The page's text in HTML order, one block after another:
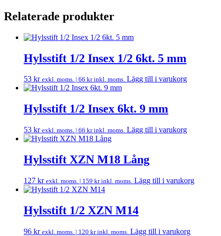
Relaterade produkter
Hylsstift 1/2 Insex 1/2 6kt. 5 mm
53 kr exkl. moms. | 66 krinkl. moms. Lägg till i varukorg
Hylsstift 1/2 Insex 6kt. 9 mm
53 kr exkl. moms. | 66 krinkl. moms. Lägg till i varukorg
Hylsstift XZN M18 Lång
127 kr exkl. moms. | 159 krinkl. moms. Lägg till i varukorg
Hylsstift 1/2 XZN M14
96 kr exkl. moms. | 120 krinkl. moms. Lägg till i varukorg